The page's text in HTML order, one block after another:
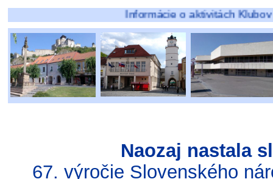
Informácie o aktivitách Klubov
Naozaj nastala
67. výročie Slovenského